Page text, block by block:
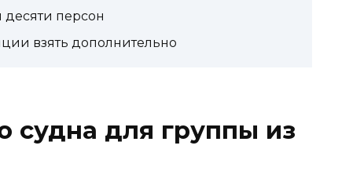
персон
взять дополнительно
судна для группы из